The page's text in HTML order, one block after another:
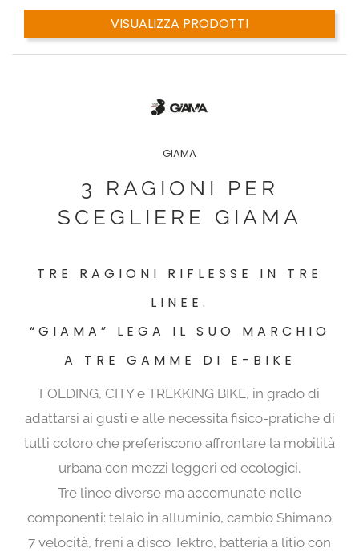
VISUALIZZA PRODOTTI
GIAMA
3 RAGIONI PER
SCEGLIERE GIAMA
TRE RAGIONI RIFLESSE IN TRE
LINEE.
“GIAMA” LEGA IL SUO MARCHIO
A TRE GAMME DI E-BIKE
FOLDING, CITY e TREKKING BIKE, in grado di
adattarsi ai gusti e alle necessità fisico-pratiche di
tutti coloro che preferiscono affrontare la mobilità
urbana con mezzi leggeri ed ecologici.
Tre linee diverse ma accomunate nelle
componenti: telaio in alluminio, cambio Shimano
7 velocità, freni a disco Tektro, batteria a litio con